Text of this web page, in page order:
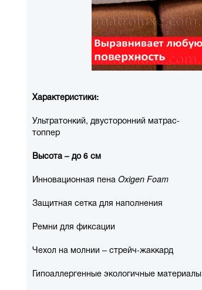
Характеристики:
Ультратонкий, двусторонний матрас-
топпер
Высота – до 6 см
Инновационная пена Oxigen Foam
Защитная сетка для наполнения
Ремни для фиксации
Чехол на молнии – стрейч-жаккард
Гипоаллергенные экологичные материалы